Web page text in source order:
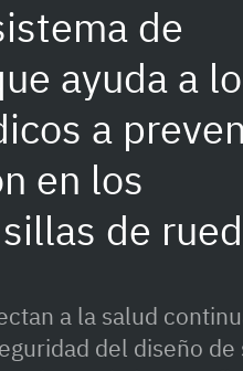
de
ayuda a
a
en los
de
a la salud
del diseño de